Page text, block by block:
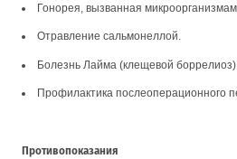
Гонорея, вызванная
Отравление сальмонеллой.
Болезнь Лайма (клещевой боррелиоз).
Профилактика послеоперационного
Противопоказания